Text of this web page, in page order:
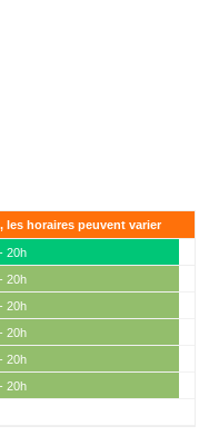
horaires peuvent varier
20h
20h
20h
20h
20h
20h